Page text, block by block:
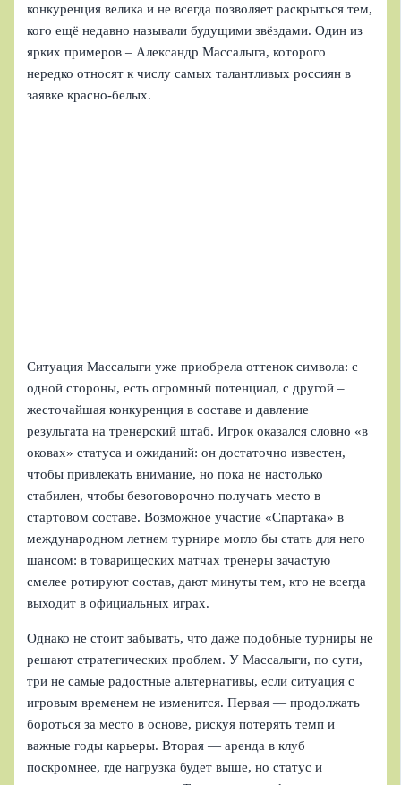
конкуренция велика и не всегда позволяет раскрыться тем,
кого ещё недавно называли будущими звёздами. Один из
ярких примеров – Александр Массалыга, которого
нередко относят к числу самых талантливых россиян в
заявке красно-белых.
Ситуация Массалыги уже приобрела оттенок символа: с
одной стороны, есть огромный потенциал, с другой –
жесточайшая конкуренция в составе и давление
результата на тренерский штаб. Игрок оказался словно «в
оковах» статуса и ожиданий: он достаточно известен,
чтобы привлекать внимание, но пока не настолько
стабилен, чтобы безоговорочно получать место в
стартовом составе. Возможное участие «Спартака» в
международном летнем турнире могло бы стать для него
шансом: в товарищеских матчах тренеры зачастую
смелее ротируют состав, дают минуты тем, кто не всегда
выходит в официальных играх.
Однако не стоит забывать, что даже подобные турниры не
решают стратегических проблем. У Массалыги, по сути,
три не самые радостные альтернативы, если ситуация с
игровым временем не изменится. Первая — продолжать
бороться за место в основе, рискуя потерять темп и
важные годы карьеры. Вторая — аренда в клуб
поскромнее, где нагрузка будет выше, но статус и